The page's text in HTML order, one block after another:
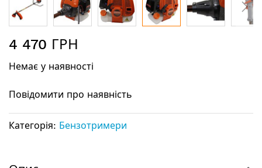
до
галереї
4 470 ГРН
Немає у наявності
Повідомити про наявність
Категорія: Бензотримери